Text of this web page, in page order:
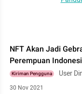
NFT Akan Jadi
Perempuan
Kiriman Pengguna User
30 Nov 2021